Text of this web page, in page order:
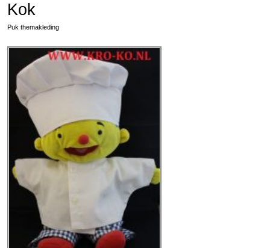
Kok
Puk themakleding